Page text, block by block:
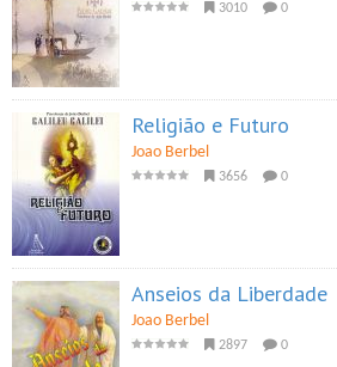
3010 0
Religião e Futuro
Joao Berbel
3656 0
Anseios da Liberdade
Joao Berbel
2897 0